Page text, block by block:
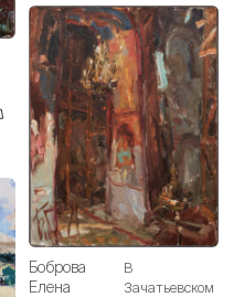
Боброва
Елена
В
Зачатьевском